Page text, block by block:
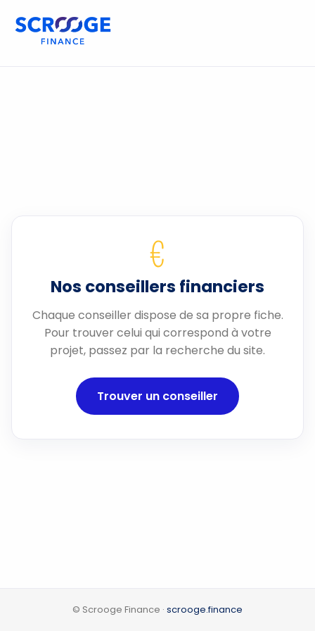
€
Nos conseillers financiers
Chaque conseiller dispose de sa propre fiche.
Pour trouver celui qui correspond à votre
projet, passez par la recherche du site.
Trouver un conseiller
© Scrooge Finance · scrooge.finance